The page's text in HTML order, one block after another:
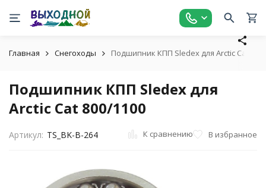
Главная Снегоходы Подшипник КПП Sledex для Arctic Cat
Подшипник КПП Sledex для
Arctic Cat 800/1100
Артикул: TS_BK-B-264 К сравнению В избранное